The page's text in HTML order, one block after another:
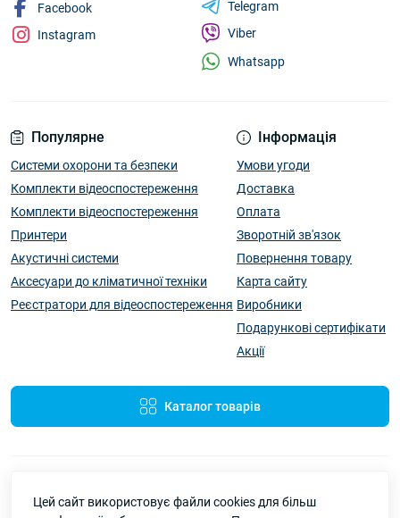
Популярне
Системи охорони та безпеки
Комплекти відеоспостереження
Комплекти відеоспостереження
Принтери
Акустичні системи
Аксесуари до кліматичної техніки
Реєстратори для відеоспостереження
Інформація
Умови угоди
Доставка
Оплата
Зворотній зв'язок
Повернення товару
Карта сайту
Виробники
Подарункові сертифікати
Акції
Каталог товарів
Facebook
Instagram
Telegram
Viber
Whatsapp
Цей сайт використовує файли cookies для більш